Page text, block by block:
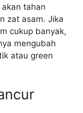
tahan
zat asam. Jika
cukup banyak,
mengubah
atau green